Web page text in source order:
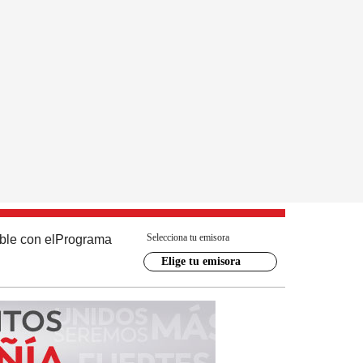
con el Programa Selecciona tu emisora
Elige tu emisora